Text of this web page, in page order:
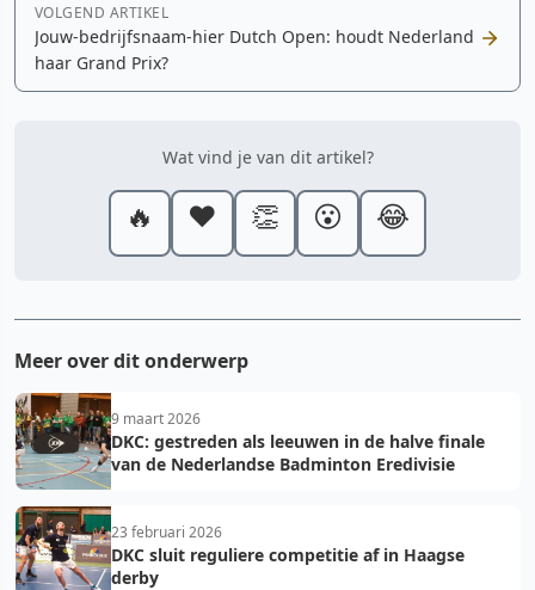
VOLGEND ARTIKEL
Jouw-bedrijfsnaam-hier Dutch Open: houdt Nederland
haar Grand Prix?
Wat vind je van dit artikel?
🔥 ❤️ 👏 😮 😂
Meer over dit onderwerp
9 maart 2026
DKC: gestreden als leeuwen in de halve finale
van de Nederlandse Badminton Eredivisie
23 februari 2026
DKC sluit reguliere competitie af in Haagse
derby